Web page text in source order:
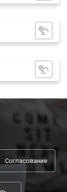
Согласование